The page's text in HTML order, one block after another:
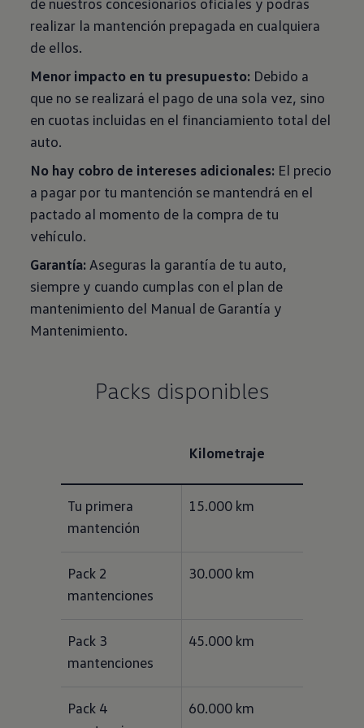
realizar la mantención prepagada en cualquiera
de ellos.
Menor impacto en tu presupuesto: Debido a
que no se realizará el pago de una sola vez, sino
en cuotas incluidas en el financiamiento total del
auto.
No hay cobro de intereses adicionales: El precio
a pagar por tu mantención se mantendrá en el
pactado al momento de la compra de tu
vehículo.
Garantía: Aseguras la garantía de tu auto,
siempre y cuando cumplas con el plan de
mantenimiento del Manual de Garantía y
Mantenimiento.
Packs disponibles
Kilometraje
Tu primera
mantención
15.000 km
Pack 2
mantenciones
30.000 km
Pack 3
mantenciones
45.000 km
Pack 4
60.000 km